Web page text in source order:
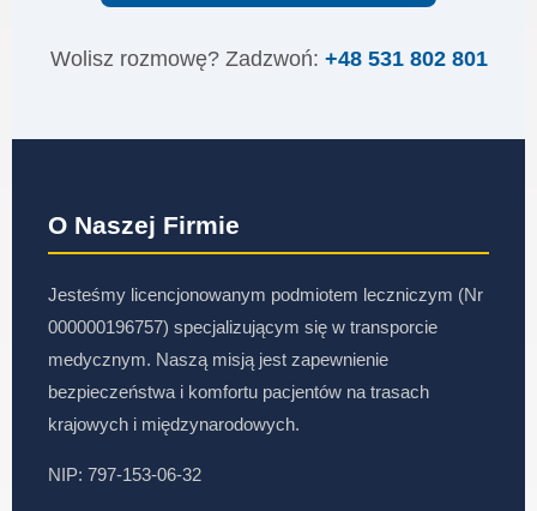
Wolisz rozmowę? Zadzwoń: +48 531 802 801
O Naszej Firmie
Jesteśmy licencjonowanym podmiotem leczniczym (Nr
000000196757) specjalizującym się w transporcie
medycznym. Naszą misją jest zapewnienie
bezpieczeństwa i komfortu pacjentów na trasach
krajowych i międzynarodowych.
NIP: 797-153-06-32